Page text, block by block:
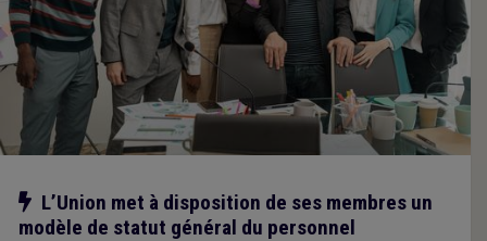
Notre action
L’Union met à disposition de ses membres un
modèle de statut général du personnel